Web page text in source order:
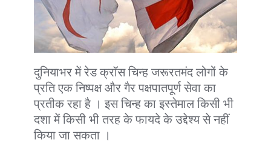
दुनियाभर में रेड क्रॉस चिन्ह जरूरतमंद लोगों के
प्रति एक निष्पक्ष और गैर पक्षपातपूर्ण सेवा का
प्रतीक रहा है । इस चिन्ह का इस्तेमाल किसी भी
दशा में किसी भी तरह के फायदे के उद्देश्य से नहीं
किया जा सकता ।